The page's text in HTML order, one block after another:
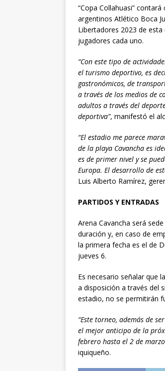
“Copa Collahuasi”
argentinos Atlético Boca
Libertadores 2023 de
jugadores cada uno.
“Con este tipo de
el turismo deportivo, es
gastronómicos, de
a través de los medios de
adultos a través del
deportiva”, manifestó el
“El estadio me parece
de la playa Cavancha es
es de primer nivel y se
Europa. El desarrollo de
Luis Alberto Ramírez,
PARTIDOS Y ENTRADAS
Arena Cavancha será
duración y, en caso de
la primera fecha es el de
jueves 6.
Es necesario señalar que
a disposición a través del
estadio, no se permitirán
“Este torneo, además de
el mejor anticipo de la
febrero hasta el 2 de
iquiqueño.